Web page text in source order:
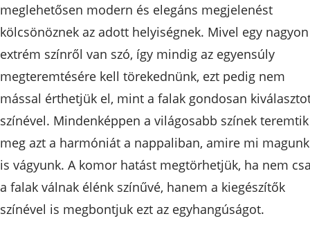
meglehetősen modern és elegáns megjelenést
kölcsönöznek az adott helyiségnek. Mivel egy nagyon
extrém színről van szó, így mindig az egyensúly
megteremtésére kell törekednünk, ezt pedig nem
mással érthetjük el, mint a falak gondosan
színével. Mindenképpen a világosabb színek teremtik
meg azt a harmóniát a nappaliban, amire mi magunk
is vágyunk. A komor hatást megtörhetjük, ha nem
a falak válnak élénk színűvé, hanem a kiegészítők
színével is megbontjuk ezt az egyhangúságot.